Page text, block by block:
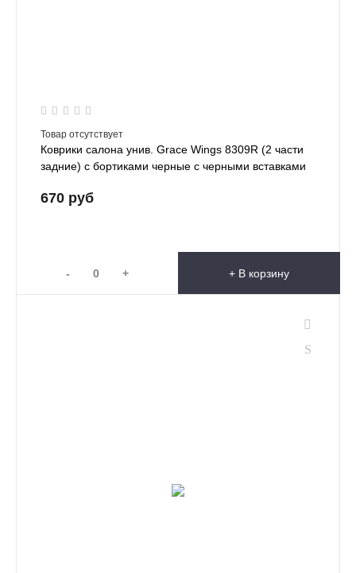
Товар отсутствует
Коврики салона унив. Grace Wings 8309R (2 части
задние) с бортиками черные с черными вставками
670 руб
- + + В корзину